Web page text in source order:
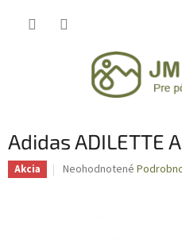
Adidas ADILETTE
Akcia
Priemerné
Neohodnotené